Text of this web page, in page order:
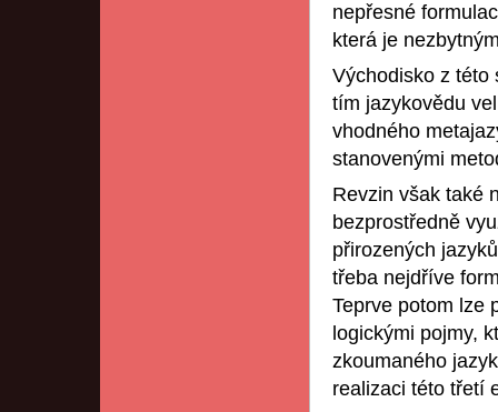
nepřesné
která je
Východisko z této
tím jazykovědu
vhodného
stanovenými
Revzin však také
bezprostředně
přirozených
třeba nejdříve
Teprve potom lze
logickými pojmy,
zkoumaného
realizaci této třetí